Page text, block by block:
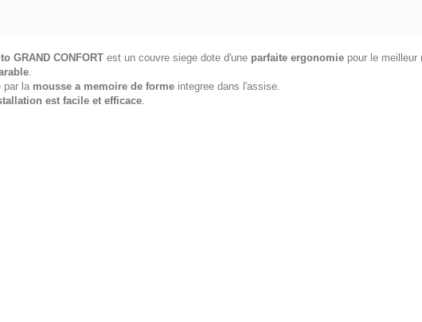
GRAND CONFORT est un couvre siege dote d'une parfaite ergonomie pour le meilleur
.
par la mousse a memoire de forme integree dans l'assise.
est facile et efficace.